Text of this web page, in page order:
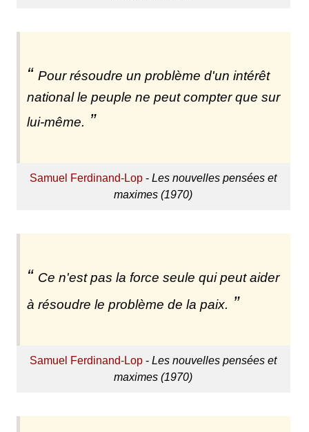
Pour résoudre un problème d'un intérêt
national le peuple ne peut compter que sur
lui-même.
Samuel Ferdinand-Lop -Les nouvelles pensées et
maximes (1970)
Ce n'est pas la force seule qui peut aider
à résoudre le problème de la paix.
Samuel Ferdinand-Lop -Les nouvelles pensées et
maximes (1970)